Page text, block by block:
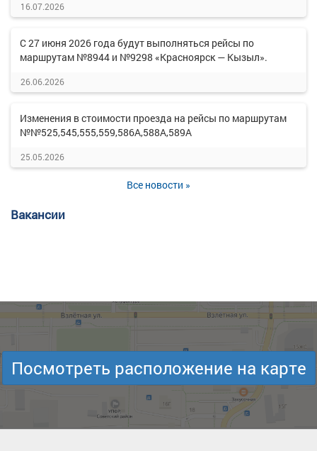
16.07.2026
С 27 июня 2026 года будут выполняться рейсы по
маршрутам №8944 и №9298 «Красноярск — Кызыл».
26.06.2026
Изменения в стоимости проезда на рейсы по маршрутам
№№525,545,555,559,586А,588А,589А
25.05.2026
Все новости »
Вакансии
Посмотреть расположение на карте